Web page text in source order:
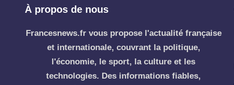
À propos de nous
Francesnews.fr vous propose l'actualité française
et internationale, couvrant la politique,
l'économie, le sport, la culture et les
technologies. Des informations fiables,